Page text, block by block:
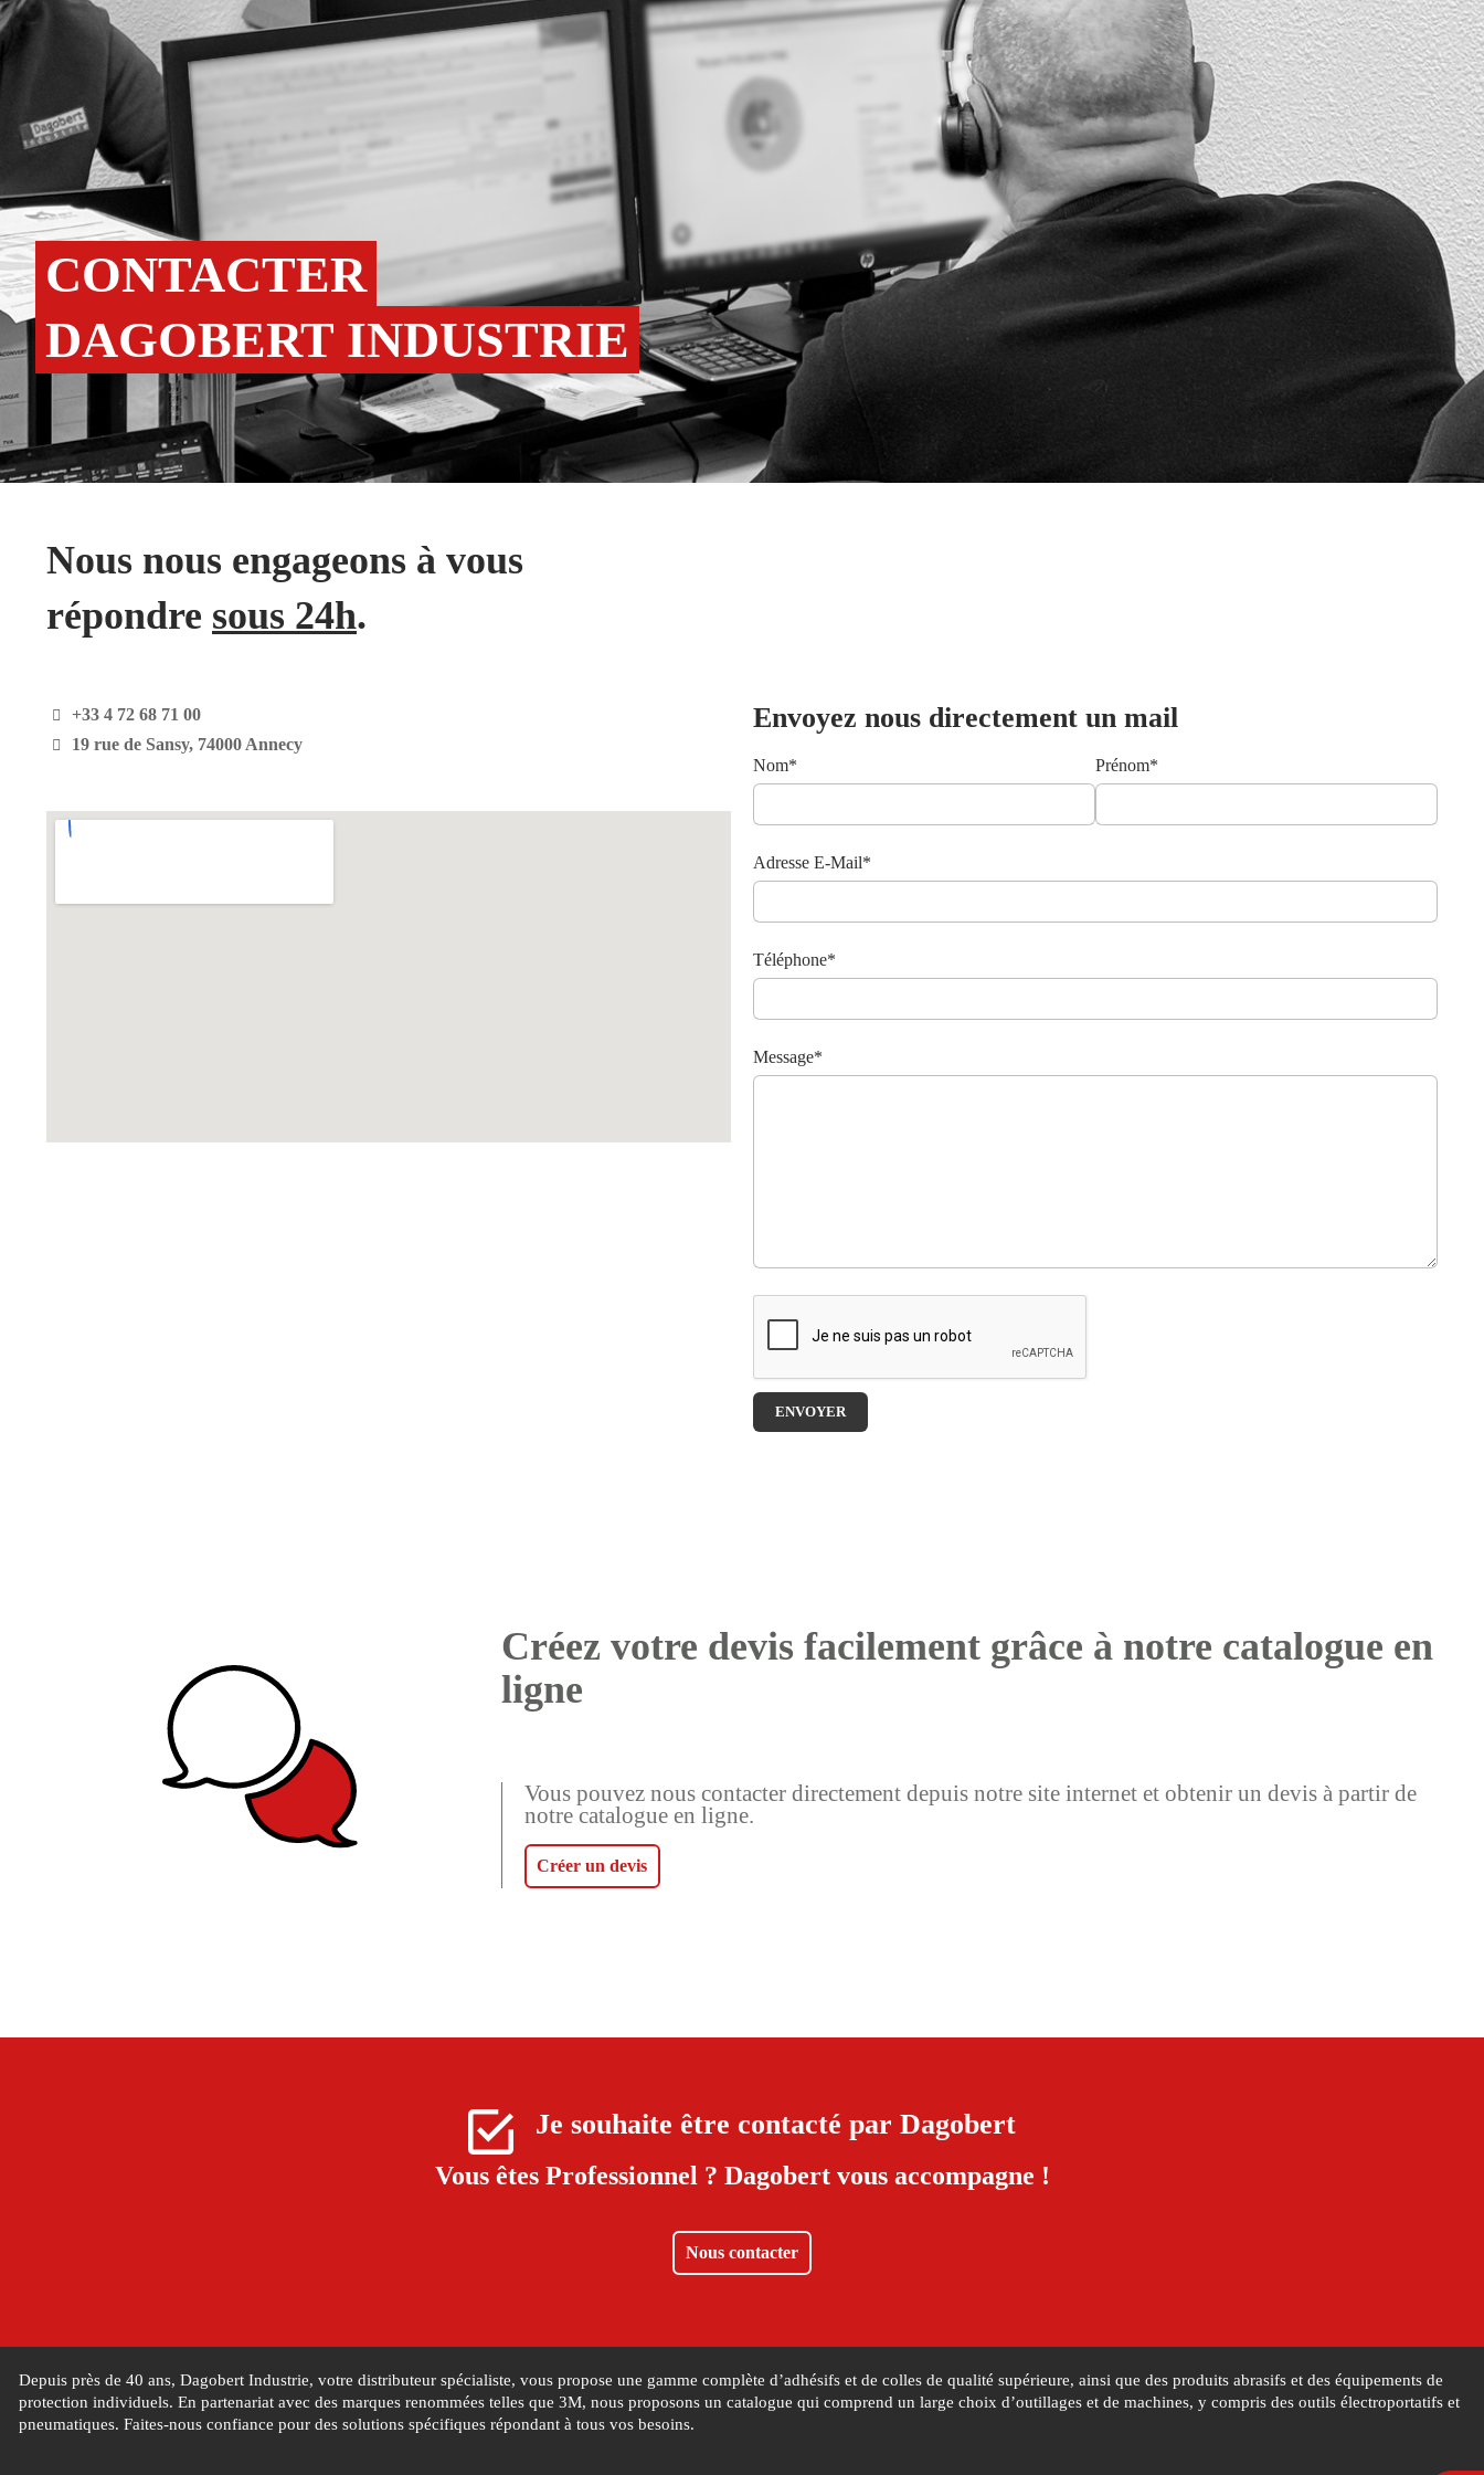
CONTACTER
DAGOBERT INDUSTRIE
Nous nous engageons à vous
répondre sous 24h.
+33 4 72 68 71 00
19 rue de Sansy, 74000 Annecy
Envoyez nous directement un mail
Nom* Prénom*
Adresse E-Mail*
Téléphone*
Message*
Créez votre devis facilement grâce à notre catalogue en
ligne
Vous pouvez nous contacter directement depuis notre site internet et obtenir un devis à partir de
notre catalogue en ligne.
Créer un devis
Je souhaite être contacté parDagobert
Vous êtes Professionnel ? Dagobert vous accompagne !
Nous contacter
Depuis près de 40 ans, Dagobert Industrie, votre distributeur spécialiste, vous propose une gamme complète d’adhésifs et de colles de qualité supérieure, ainsi que des produits abrasifs et des équipements de
protection individuels. En partenariat avec des marques renommées telles que 3M, nous proposons un catalogue qui comprend un large choix d’outillages et de machines, y compris des outils électroportatifs et
pneumatiques. Faites-nous confiance pour des solutions spécifiques répondant à tous vos besoins.